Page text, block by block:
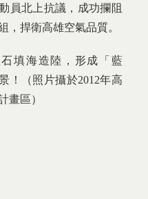
員北上抗議，成功攔阻
，捍衛高雄空氣品質。
填海造陸，形成「藍
！（照片攝於2012年高
畫區）